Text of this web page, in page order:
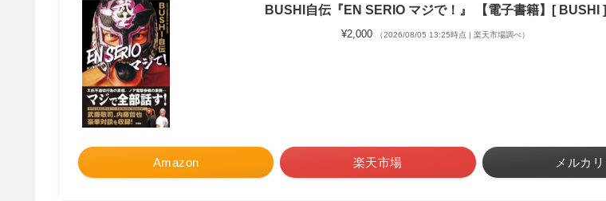
BUSHI自伝『EN SERIO マジで！』 【電子書籍】[ BUSHI ]
¥2,000 （2026/08/05 13:25時点 | 楽天市場調べ）
Amazon 楽天市場 メルカリ